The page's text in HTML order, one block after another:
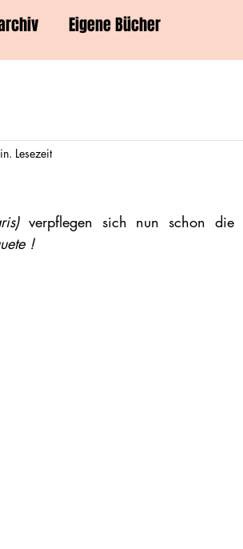
Eigene Bücher
Lesezeit
verpflegen sich nun schon
!